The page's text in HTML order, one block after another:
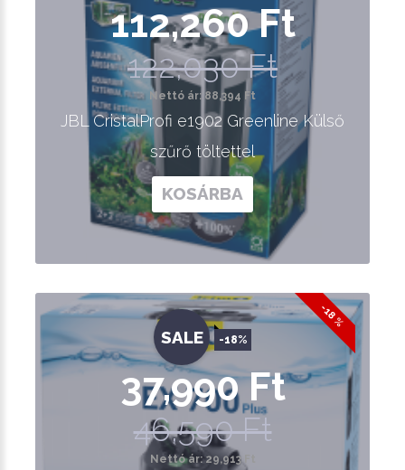
112,260 Ft
122,030 Ft
Nettó ár: 88,394 Ft
JBL CristalProfi e1902 Greenline Külső
szűrő töltettel
KOSÁRBA
-18 %
SALE -18%
37,990 Ft
46,590 Ft
Nettó ár: 29,913 Ft